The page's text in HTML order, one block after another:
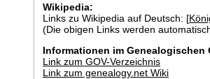
Wikipedia:
Links zu Wikipedia auf Deutsch: [
(Die obigen Links werden
Informationen im Genealogischen
Link zum GOV-Verzeichnis
Link zum genealogy.net Wiki